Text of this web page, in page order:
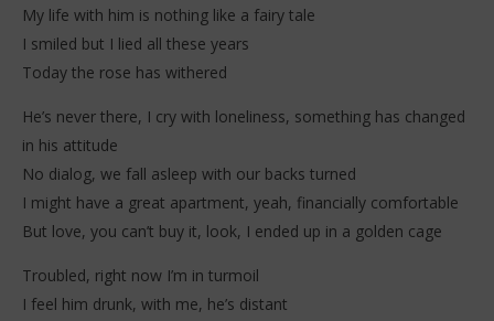
My life with him is nothing like a fairy tale
I smiled but I lied all these years
Today the rose has withered
He’s never there, I cry with loneliness, something has changed
in his attitude
No dialog, we fall asleep with our backs turned
I might have a great apartment, yeah, financially comfortable
But love, you can’t buy it, look, I ended up in a golden cage
Troubled, right now I’m in turmoil
I feel him drunk, with me, he’s distant